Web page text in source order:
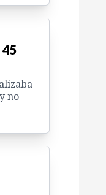
no